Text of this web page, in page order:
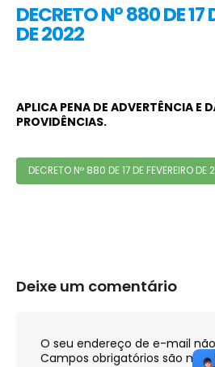
DECRETO Nº 880 DE 17
DE 2022
APLICA PENA DE ADVERTÊNCIA E
PROVIDÊNCIAS.
DECRETO Nº 880 DE 17 DE FEVEREIRO DE
Deixe um comentário
O seu endereço de e-mail
Campos obrigatórios são